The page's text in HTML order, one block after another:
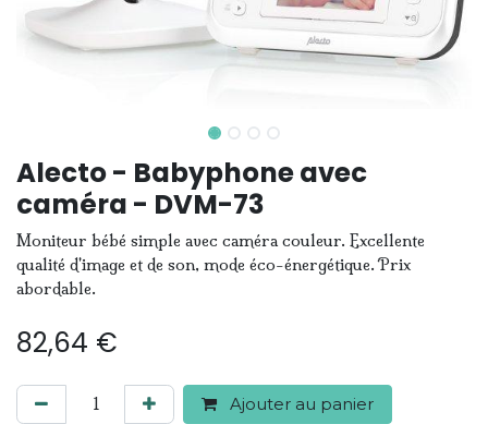
Alecto - Babyphone avec
caméra - DVM-73
Moniteur bébé simple avec caméra couleur. Excellente
qualité d'image et de son, mode éco-énergétique. Prix
abordable.
82,64 €
Ajouter au panier